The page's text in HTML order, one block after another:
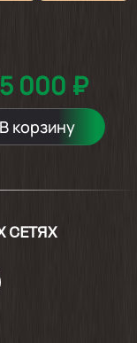
000 ₽
В корзину
СЕТЯХ